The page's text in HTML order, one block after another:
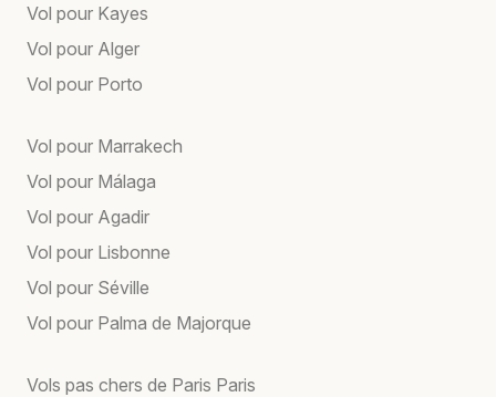
Vol pour Kayes
Vol pour Alger
Vol pour Porto
Vol pour Marrakech
Vol pour Málaga
Vol pour Agadir
Vol pour Lisbonne
Vol pour Séville
Vol pour Palma de Majorque
Vols pas chers de Paris Paris